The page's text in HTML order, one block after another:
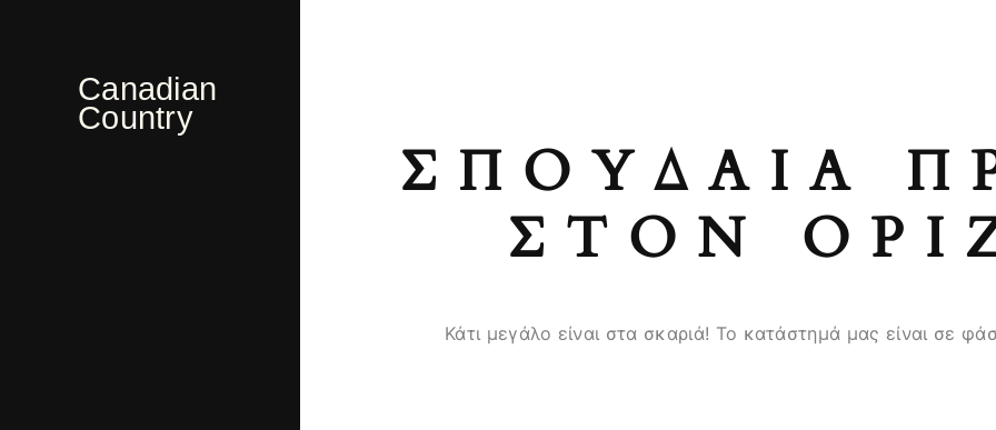
Canadian
Country
ΣΠΟΥΔΑΊΑ
ΣΤΟΝ
Κάτι μεγάλο είναι στα σκαριά! Το κατάστημά μας είναι σε